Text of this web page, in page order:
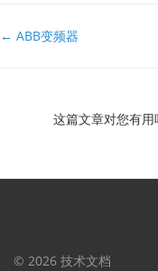
文
← ABB变频器
这篇文章对您有用
© 2026 技术文档